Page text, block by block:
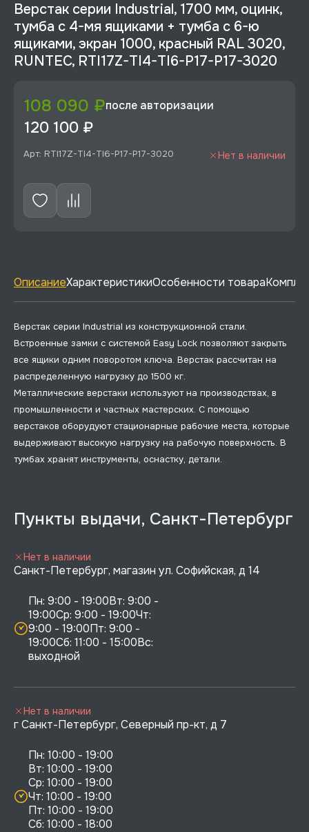
Верстак серии Industrial, 1700 мм, оцинк,
тумба с 4-мя ящиками + тумба с 6-ю
ящиками, экран 1000, красный RAL 3020,
RUNTEC, RTI17Z-TI4-TI6-P17-P17-3020
108 090 ₽после авторизации
120 100 ₽
Арт: RTI17Z-TI4-TI6-P17-P17-3020 Нет в наличии
ОписаниеХарактеристикиОсобенности товара
Верстак серии Industrial из конструкционной стали.
Встроенные замки с системой Easy Lock позволяют закрыть
все ящики одним поворотом ключа. Верстак рассчитан на
распределенную нагрузку до 1500 кг.
Металлические верстаки используют на производствах, в
промышленности и частных мастерских. С помощью
верстаков оборудуют стационарные рабочие места, которые
выдерживают высокую нагрузку на рабочую поверхность. В
тумбах хранят инструменты, оснастку, детали.
Пункты выдачи, Санкт-Петербург
Санкт-Петербург, магазин ул. Софийская, д 14
Пн: 9:00 - 19:00Вт: 9:00 -
19:00Ср: 9:00 - 19:00Чт:
9:00 - 19:00Пт: 9:00 -
19:00Сб: 11:00 - 15:00Вс:
выходной
Нет в наличии
г Санкт-Петербург, Северный пр-кт, д 7
Пн: 10:00 - 19:00
Вт: 10:00 - 19:00
Ср: 10:00 - 19:00
Чт: 10:00 - 19:00
Пт: 10:00 - 19:00
Сб: 10:00 - 18:00
Нет в наличии